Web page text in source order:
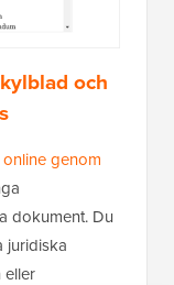
och
genom
Du